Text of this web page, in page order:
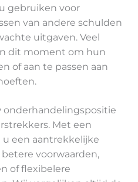
gebruiken voor
van andere schulden
uitgaven. Veel
dit moment om hun
of aan te passen aan
onderhandelingspositie
Met een
een aantrekkelijke
voorwaarden,
of flexibelere